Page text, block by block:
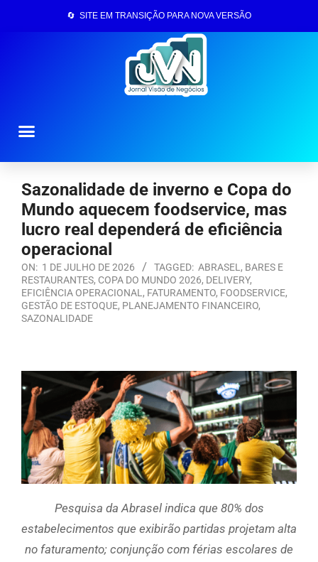
🔄 SITE EM TRANSIÇÃO PARA NOVA VERSÃO
Sazonalidade de inverno e Copa do
Mundo aquecem foodservice, mas
lucro real dependerá de eficiência
operacional
ON: 1 DE JULHO DE 2026 TAGGED: ABRASEL , BARES E
RESTAURANTES, COPA DO MUNDO 2026, DELIVERY,
EFICIÊNCIA OPERACIONAL , FATURAMENTO, FOODSERVICE,
GESTÃO DE ESTOQUE, PLANEJAMENTO FINANCEIRO,
SAZONALIDADE
Pesquisa da Abrasel indica que 80% dos
estabelecimentos que exibirão partidas projetam alta
no faturamento; conjunção com férias escolares de